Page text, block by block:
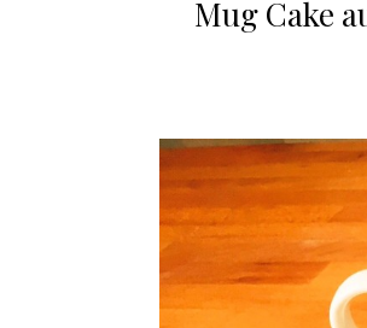
Mug Cake